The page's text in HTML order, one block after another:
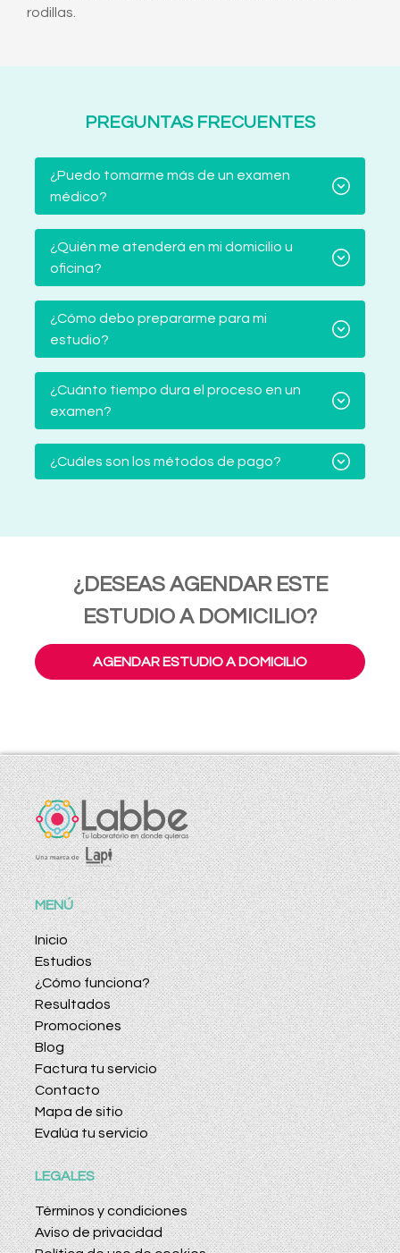
rodillas.
PREGUNTAS FRECUENTES
¿Puedo tomarme más de un examen
médico?
¿Quién me atenderá en mi domicilio u
oficina?
¿Cómo debo prepararme para mi
estudio?
¿Cuánto tiempo dura el proceso en un
examen?
¿Cuáles son los métodos de pago?
¿DESEAS AGENDAR ESTE
ESTUDIO A DOMICILIO?
AGENDAR ESTUDIO A DOMICILIO
MENÚ
Inicio
Estudios
¿Cómo funciona?
Resultados
Promociones
Blog
Factura tu servicio
Contacto
Mapa de sitio
Evalúa tu servicio
LEGALES
Términos y condiciones
Aviso de privacidad